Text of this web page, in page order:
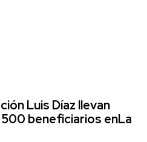
Luis Díaz llevan
beneficiarios enLa